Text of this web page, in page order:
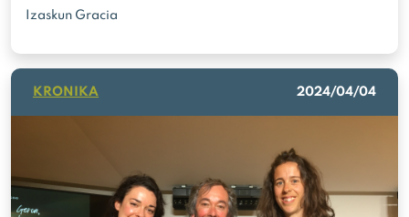
Izaskun Gracia
KRONIKA 2024/04/04